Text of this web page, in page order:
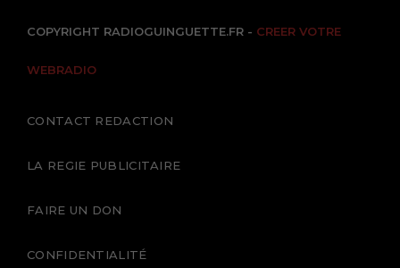
COPYRIGHT RADIOGUINGUETTE.FR - CREER VOTRE
WEBRADIO
CONTACT REDACTION
LA REGIE PUBLICITAIRE
FAIRE UN DON
CONFIDENTIALITÉ